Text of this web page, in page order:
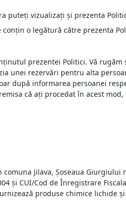
puteți vizualizați și prezenta
o legătură către prezenta
prezentei Politici. Vă
unei rezervări pentru alta
după informarea persoanei
că ați procedat în acest
Jilava, Șoseaua
și CUI/Cod de Înregistrare Fiscala
produse chimice lichide